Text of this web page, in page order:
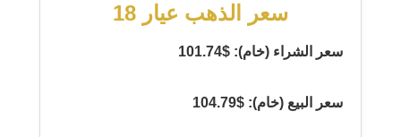
سعر الذهب عيار 18
سعر الشراء (خام): $101.74
سعر البيع (خام): $104.79